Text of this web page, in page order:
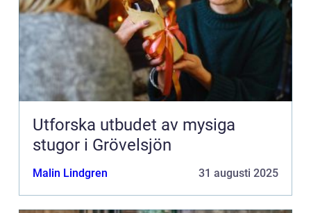
Utforska utbudet av mysiga
stugor i Grövelsjön
Malin Lindgren 31 augusti 2025